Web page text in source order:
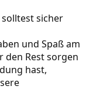
sicher
und Spaß am
den Rest sorgen
hast,